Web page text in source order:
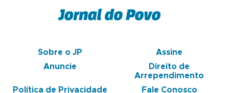
Sobre o JP
Assine
Anuncie
Direito de
Arrependimento
Política de Privacidade
Fale Conosco